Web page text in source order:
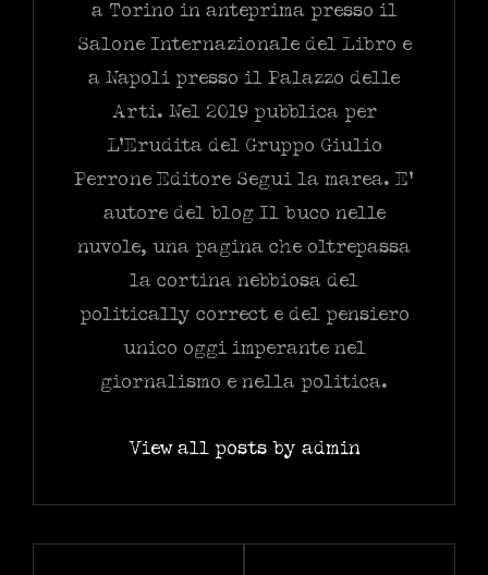
a Torino in anteprima presso il
Salone Internazionale del Libro e
a Napoli presso il Palazzo delle
Arti. Nel 2019 pubblica per
L’Erudita del Gruppo Giulio
Perrone Editore Segui la marea. E’
autore del blog Il buco nelle
nuvole, una pagina che oltrepassa
la cortina nebbiosa del
politically correct e del pensiero
unico oggi imperante nel
giornalismo e nella politica.
View all posts by admin